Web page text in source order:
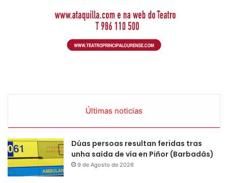
Últimas noticias
Dúas persoas resultan feridas tras
unha saída de vía en Piñor (Barbadás)
9 de Agosto de 2026